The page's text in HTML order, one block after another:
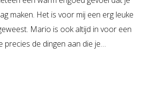
maken. Het is voor mij een erg leuke
Mario is ook altijd in voor een
precies de dingen aan die je…